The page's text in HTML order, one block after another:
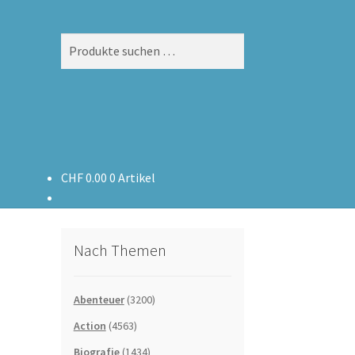
CHF0.00 0 Artikel
Nach Themen
Abenteuer (3200)
Action (4563)
Biografie (1434)